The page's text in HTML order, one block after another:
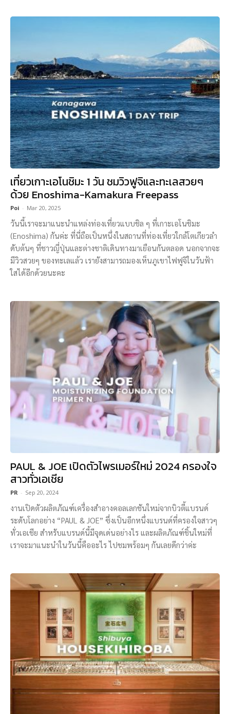
เที่ยวเกาะเอโนชิมะ 1 วัน ชมวิวฟูจิและทะเลสวยๆ
ด้วย Enoshima-Kamakura Freepass
Poi - Mar 20, 2025
วันนี้เราจะมาแนะนำแหล่งท่องเที่ยวแบบชิล ๆ ที่เกาะเอโนชิมะ
(Enoshima) กันค่ะ ที่นี่ถือเป็นหนึ่งในสถานที่ท่องเที่ยวใกล้โตเกียวลำ
ดับต้นๆ ที่ชาวญี่ปุ่นและต่างชาติเดินทางมาเยือนกันตลอด นอกจากจะ
มีวิวสวยๆ ของทะเลแล้ว เรายังสามารถมองเห็นภูเขาไฟฟูจิในวันฟ้า
ใสได้อีกด้วยนะคะ
PAUL & JOE เปิดตัวไพรเมอร์ใหม่ 2024 ครองใจ
สาวทั่วเอเชีย
PR - Sep 20, 2024
งานเปิดตัวผลิตภัณฑ์เครื่องสำอางคอลเลกชันใหม่จากบิวตี้แบรนด์
ระดับโลกอย่าง “PAUL & JOE” ซึ่งเป็นอีกหนึ่งแบรนด์ที่ครองใจสาวๆ
ทั่วเอเชีย สำหรับแบรนด์นี้มีจุดเด่นอย่างไร และผลิตภัณฑ์ชิ้นใหม่ที่
เราจะมาแนะนำในวันนี้คืออะไร ไปชมพร้อมๆ กันเลยดีกว่าค่ะ